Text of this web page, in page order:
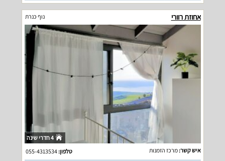
אחוזת רוורי נוף כנרת
4 חדרי שינה
איש קשר:מרכז הזמנות טלפון:055-4313534